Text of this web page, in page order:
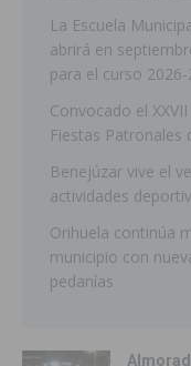
La Escuela
abrirá en
para el curso
Convocado el
Fiestas Patronales
Benejúzar vive el
actividades
Orihuela continúa
municipio con
pedanías